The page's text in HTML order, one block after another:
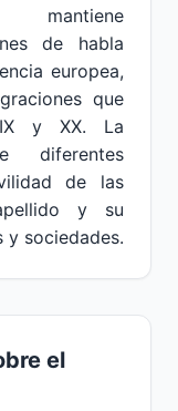
mantiene
de habla
europea,
que
y XX. La
diferentes
de las
y su
y sociedades.
el